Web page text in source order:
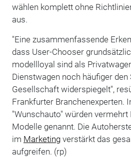
wählen komplett ohne
aus.
"Eine zusammenfassende
dass User-Chooser
modellloyal sind als
Dienstwagen noch häufiger den
Gesellschaft widerspiegelt",
Frankfurter Branchenexperten.
"Wunschauto" würden
Modelle genannt. Die
im Marketingverstärkt das
aufgreifen. (rp)